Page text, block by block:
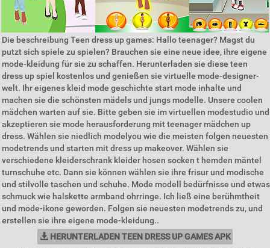
Die beschreibung Teen dress up games: Hallo teenager? Magst du
putzt sich spiele zu spielen? Brauchen sie eine neue idee, ihre eigene
mode-kleidung für sie zu schaffen. Herunterladen sie diese teen
dress up spiel kostenlos und genießen sie virtuelle mode-designer-
welt. Ihr eigenes kleid mode geschichte start mode inhalte und
machen sie die schönsten mädels und jungs modelle. Unsere coolen
mädchen warten auf sie. Bitte geben sie im virtuellen modestudio und
akzeptieren sie mode herausforderung mit teenager mädchen up
dress. Wählen sie niedlich modelyou wie die meisten folgen neuesten
modetrends und starten mit dress up makeover. Wählen sie
verschiedene kleiderschrank kleider hosen socken t hemden mäntel
turnschuhe etc. Dann sie können wählen sie ihre frisur und modische
und stilvolle taschen und schuhe. Mode modell bedürfnisse und etwas
schmuck wie halskette armband ohrringe. Ich ließ eine berühmtheit
und mode-ikone geworden. Folgen sie neuesten modetrends zu, und
erstellen sie ihre eigene mode-kleidung..
HERUNTERLADEN TEEN DRESS UP GAMES APK